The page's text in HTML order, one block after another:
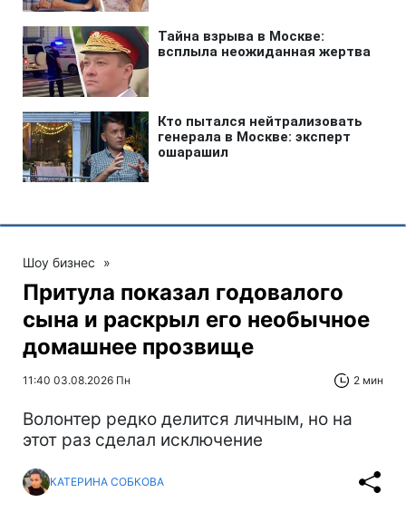
Шоу бизнес »
Притула показал годовалого
сына и раскрыл его необычное
домашнее прозвище
11:40 03.08.2026 Пн 2 мин
Волонтер редко делится личным, но на
этот раз сделал исключение
КАТЕРИНА СОБКОВА